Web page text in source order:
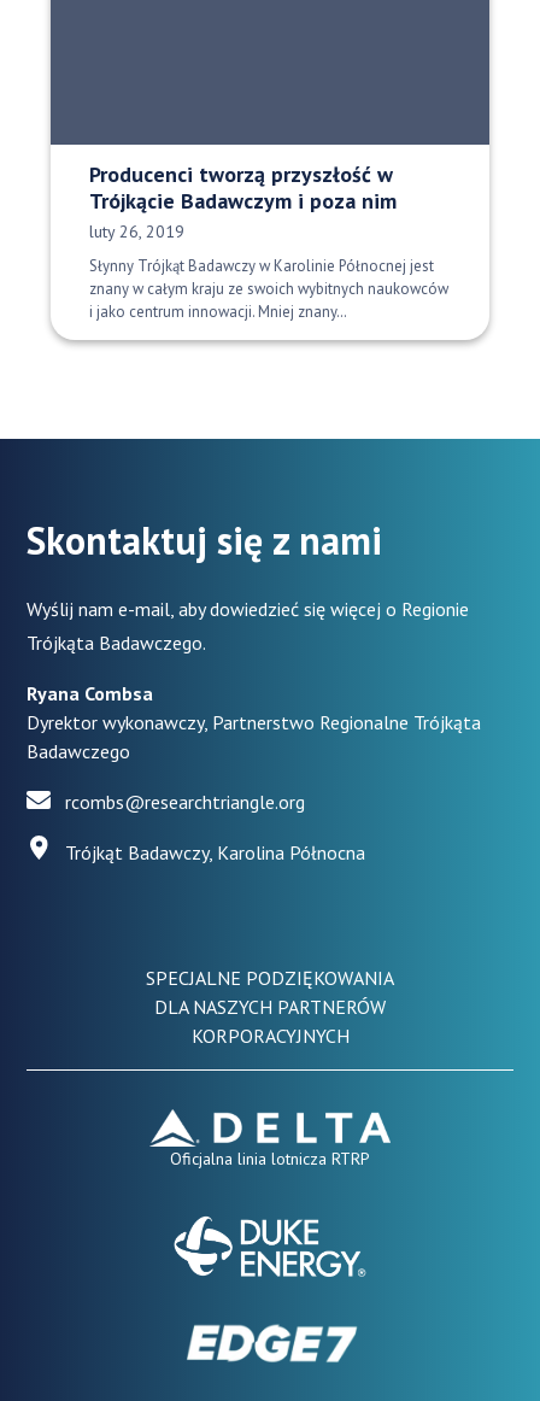
Producenci tworzą przyszłość w
Trójkącie Badawczym i poza nim
Data opublikowania:
luty 26, 2019
Słynny Trójkąt Badawczy w Karolinie Północnej jest
znany w całym kraju ze swoich wybitnych naukowców
i jako centrum innowacji. Mniej znany…
Skontaktuj się z nami
Wyślij nam e-mail, aby dowiedzieć się więcej o Regionie
Trójkąta Badawczego.
Ryana Combsa
Dyrektor wykonawczy, Partnerstwo Regionalne Trójkąta
Badawczego
rcombs@researchtriangle.org
Trójkąt Badawczy, Karolina Północna
SPECJALNE PODZIĘKOWANIA
DLA NASZYCH PARTNERÓW
KORPORACYJNYCH
Oficjalna linia lotnicza RTRP